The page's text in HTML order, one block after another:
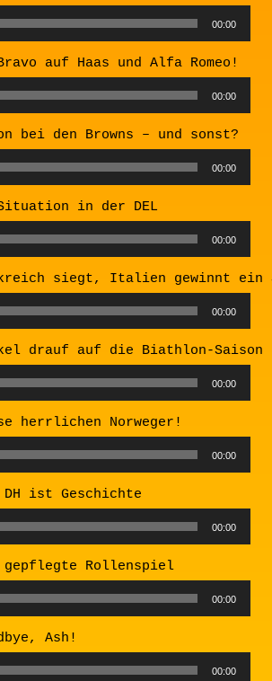
00:00
auf Haas und Alfa Romeo!
00:00
bei den Browns – und sonst?
00:00
in der DEL
00:00
siegt, Italien gewinnt ein
00:00
drauf auf die Biathlon-Saison
00:00
herrlichen Norweger!
00:00
ist Geschichte
00:00
gepflegte Rollenspiel
00:00
Ash!
00:00